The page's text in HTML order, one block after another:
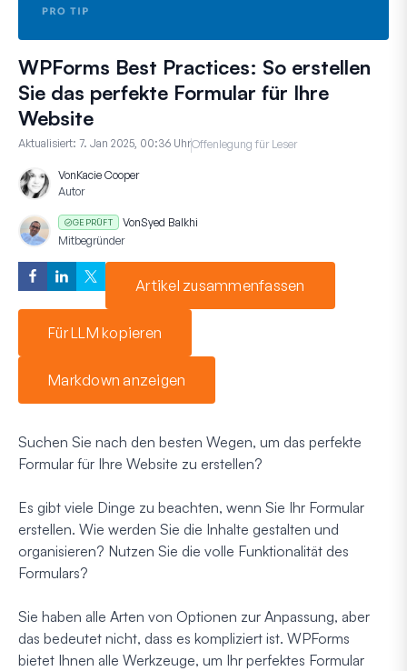
WPForms Best Practices: So erstellen
Sie das perfekte Formular für Ihre
Website
Aktualisiert: 7. Jan 2025, 00:36 UhrOffenlegung für Leser
VonKacie Cooper
Autor
GEPRÜFT VonSyed Balkhi
Mitbegründer
Artikel zusammenfassen
Für LLM kopieren
Markdown anzeigen
Suchen Sie nach den besten Wegen, um das perfekte
Formular für Ihre Website zu erstellen?
Es gibt viele Dinge zu beachten, wenn Sie Ihr Formular
erstellen. Wie werden Sie die Inhalte gestalten und
organisieren? Nutzen Sie die volle Funktionalität des
Formulars?
Sie haben alle Arten von Optionen zur Anpassung, aber
das bedeutet nicht, dass es kompliziert ist. WPForms
bietet Ihnen alle Werkzeuge, um Ihr perfektes Formular